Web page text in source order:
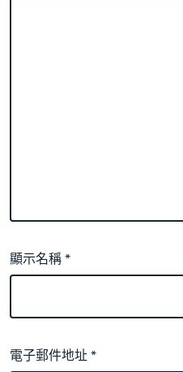
顯示名稱*
電子郵件地址*